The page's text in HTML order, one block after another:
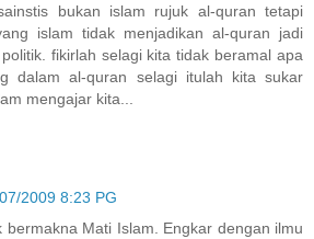
bukan islam rujuk al-quran tetapi
islam tidak menjadikan al-quran jadi
fikirlah selagi kita tidak beramal apa
dalam al-quran selagi itulah kita sukar
mengajar kita...
2009 8:23 PG
bermakna Mati Islam. Engkar dengan ilmu